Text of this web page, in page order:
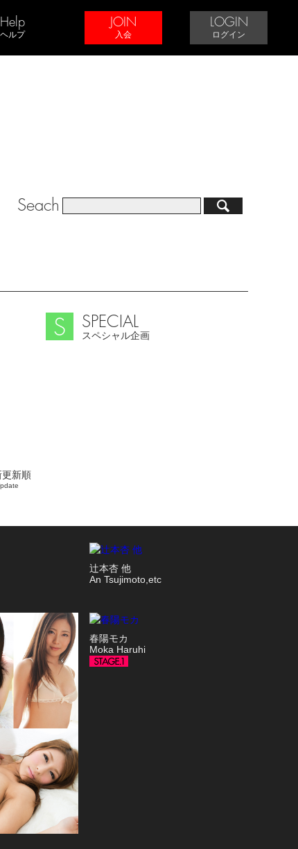
Help
ヘルプ
JOIN
入会
LOGIN
ログイン
Seach
SPECIAL
スペシャル企画
更新順
辻本杏 他
An Tsujimoto,etc
春陽モカ
Moka Haruhi